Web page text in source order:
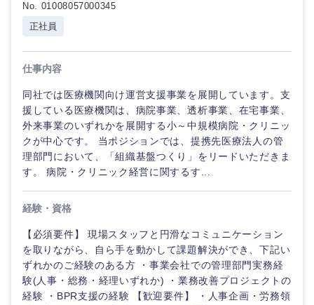
選択する
選択する
選択する
選択する
No. 01008057000345
正社員
仕事内容
同社では医療機関向け運営支援事業を展開しています。支
援している医療機関は、病院事業、透析事業、在宅事業、
外来事業のいずれかを展開する小～中規模病院・クリニッ
クが中心です。 当ポジションでは、提携先医療法人の管
理部門において、「組織基盤つくり」をリードいただきま
す。 病院・クリニック経営に関するす...
経験・資格
【必須要件】 現場スタッフと円滑なコミュニケーション
を取りながら、自ら手を動かして課題解決ができ、下記い
ずれかのご経験のある方 ・事業会社での管理部門実務経
験(人事・総務・経理いずれか) ・業務改善プロジェクトの
経験 ・BPR支援の経験 【歓迎要件】 ・人事企画・労務領